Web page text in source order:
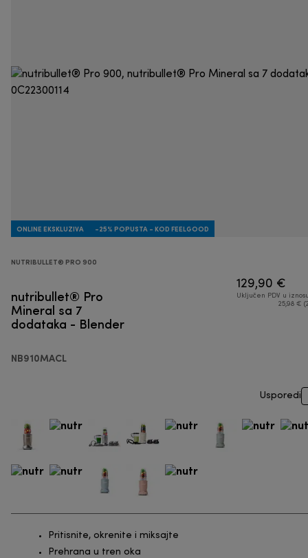
ONLINE EKSKLUZIVA -25% POPUSTA - KOD FEELGOOD
NUTRIBULLET® PRO 900
nutribullet® Pro
Mineral sa 7
dodataka - Blender
NB910MACL
129,90 €
Uključen PDV u
25,98 €
Usporedi
Pritisnite, okrenite i miksajte
Prehrana u tren oka